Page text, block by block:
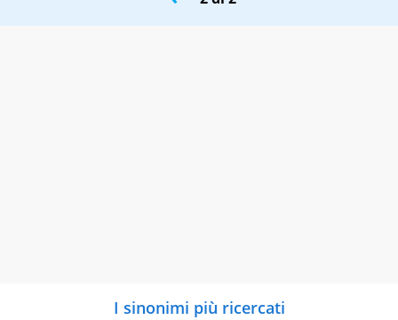
I sinonimi più ricercati